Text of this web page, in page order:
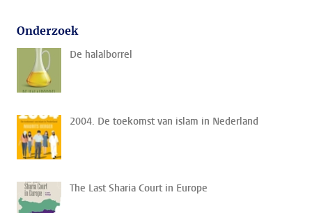
Onderzoek
De halalborrel
2004. De toekomst van islam in Nederland
The Last Sharia Court in Europe